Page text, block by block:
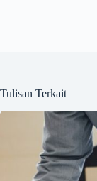
Tulisan Terkait